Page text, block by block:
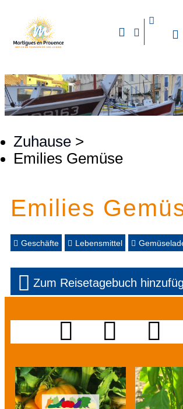
Zuhause >
Emilies Gemüse
Emilies
Geschäfte Lebensmittel
Zum Reisetagebuch